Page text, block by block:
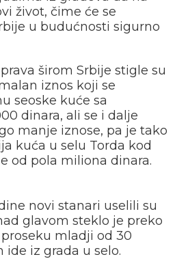
život, čime će se
u budućnosti sigurno
širom Srbije stigle su
iznos koji se
seoske kuće sa
dinara, ali se i dalje
manje iznose, pa je tako
kuća u selu Torda kod
od pola miliona dinara.
novi stanari uselili su
glavom steklo je preko
mladji od 30
iz grada u selo.